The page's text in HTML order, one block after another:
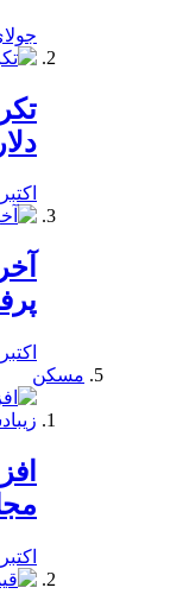
جولای 2,
دلار 11 400
اکتبر 17, 2019
اکتبر 17, 2019
مسکن
اکتبر 12, 2019